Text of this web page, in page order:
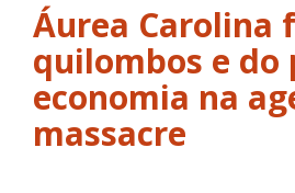
Áurea Carolina
quilombos e do
economia na
massacre